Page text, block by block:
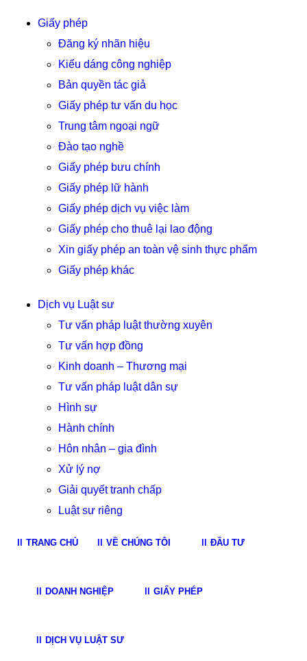
Giấy phép
Đăng ký nhãn hiệu
Kiểu dáng công nghiệp
Bản quyền tác giả
Giấy phép tư vấn du học
Trung tâm ngoại ngữ
Đào tạo nghề
Giấy phép bưu chính
Giấy phép lữ hành
Giấy phép dịch vụ việc làm
Giấy phép cho thuê lại lao động
Xin giấy phép an toàn vệ sinh thực phẩm
Giấy phép khác
Dịch vụ Luật sư
Tư vấn pháp luật thường xuyên
Tư vấn hợp đồng
Kinh doanh – Thương mại
Tư vấn pháp luật dân sự
Hình sự
Hành chính
Hôn nhân – gia đình
Xử lý nợ
Giải quyết tranh chấp
Luật sư riêng
TRANG CHỦ VỀ CHÚNG TÔI ĐẦU TƯ
DOANH NGHIỆP GIẤY PHÉP
DỊCH VỤ LUẬT SƯ